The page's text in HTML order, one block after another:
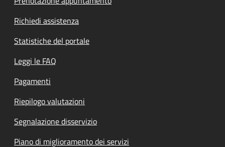
Richiedi assistenza
Statistiche del portale
Leggi le FAQ
Pagamenti
Riepilogo valutazioni
Segnalazione disservizio
Piano di miglioramento dei servizi